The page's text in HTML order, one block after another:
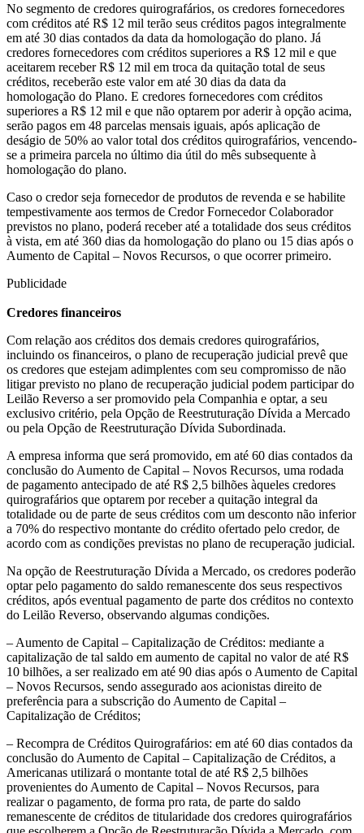
No segmento de credores quirografários, os credores fornecedores
com créditos até R$ 12 mil terão seus créditos pagos integralmente
em até 30 dias contados da data da homologação do plano. Já
credores fornecedores com créditos superiores a R$ 12 mil e que
aceitarem receber R$ 12 mil em troca da quitação total de seus
créditos, receberão este valor em até 30 dias da data da
homologação do Plano. E credores fornecedores com créditos
superiores a R$ 12 mil e que não optarem por aderir à opção acima,
serão pagos em 48 parcelas mensais iguais, após aplicação de
deságio de 50% ao valor total dos créditos quirografários, vencendo-
se a primeira parcela no último dia útil do mês subsequente à
homologação do plano.
Caso o credor seja fornecedor de produtos de revenda e se habilite
tempestivamente aos termos de Credor Fornecedor Colaborador
previstos no plano, poderá receber até a totalidade dos seus créditos
à vista, em até 360 dias da homologação do plano ou 15 dias após o
Aumento de Capital – Novos Recursos, o que ocorrer primeiro.
Publicidade
Credores financeiros
Com relação aos créditos dos demais credores quirografários,
incluindo os financeiros, o plano de recuperação judicial prevê que
os credores que estejam adimplentes com seu compromisso de não
litigar previsto no plano de recuperação judicial podem participar do
Leilão Reverso a ser promovido pela Companhia e optar, a seu
exclusivo critério, pela Opção de Reestruturação Dívida a Mercado
ou pela Opção de Reestruturação Dívida Subordinada.
A empresa informa que será promovido, em até 60 dias contados da
conclusão do Aumento de Capital – Novos Recursos, uma rodada
de pagamento antecipado de até R$ 2,5 bilhões àqueles credores
quirografários que optarem por receber a quitação integral da
totalidade ou de parte de seus créditos com um desconto não inferior
a 70% do respectivo montante do crédito ofertado pelo credor, de
acordo com as condições previstas no plano de recuperação judicial.
Na opção de Reestruturação Dívida a Mercado, os credores poderão
optar pelo pagamento do saldo remanescente dos seus respectivos
créditos, após eventual pagamento de parte dos créditos no contexto
do Leilão Reverso, observando algumas condições.
– Aumento de Capital – Capitalização de Créditos: mediante a
capitalização de tal saldo em aumento de capital no valor de até R$
10 bilhões, a ser realizado em até 90 dias após o Aumento de Capital
– Novos Recursos, sendo assegurado aos acionistas direito de
preferência para a subscrição do Aumento de Capital –
Capitalização de Créditos;
– Recompra de Créditos Quirografários: em até 60 dias contados da
conclusão do Aumento de Capital – Capitalização de Créditos, a
Americanas utilizará o montante total de até R$ 2,5 bilhões
provenientes do Aumento de Capital – Novos Recursos, para
realizar o pagamento, de forma pro rata, de parte do saldo
remanescente de créditos de titularidade dos credores quirografários